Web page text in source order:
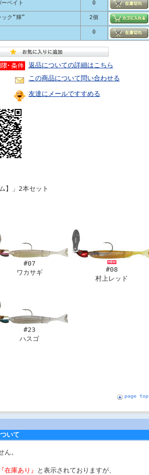
ベイト 0
ク“輝” 2個
0
返品についての詳細はこちら
この商品について問い合わせる
友達にメールですすめる
】」2本セット
#07
ワカサギ
#08
村上レッド
#23
ハスゴ
page top
いて
。
『在庫あり』
と表示されておりますが、